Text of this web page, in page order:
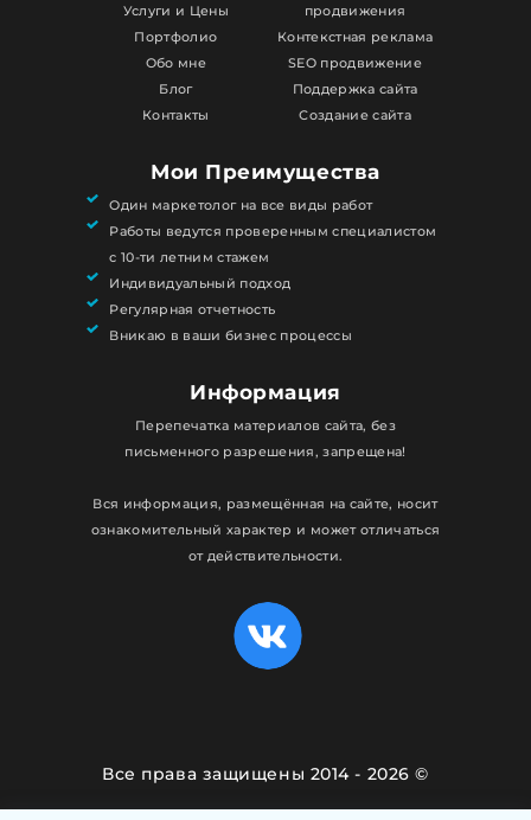
Услуги и Цены
Портфолио
Обо мне
Блог
Контакты
продвижения
Контекстная реклама
SEO продвижение
Поддержка сайта
Создание сайта
Мои Преимущества
Один маркетолог на все виды работ
Работы ведутся проверенным специалистом
с 10-ти летним стажем
Индивидуальный подход
Регулярная отчетность
Вникаю в ваши бизнес процессы
Информация
Перепечатка материалов сайта, без
письменного разрешения, запрещена!
Вся информация, размещённая на сайте, носит
ознакомительный характер и может отличаться
от действительности.
Все права защищены 2014 - 2026 ©